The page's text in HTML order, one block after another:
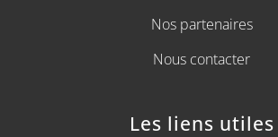
Nos partenaires
Nous contacter
Les liens utiles